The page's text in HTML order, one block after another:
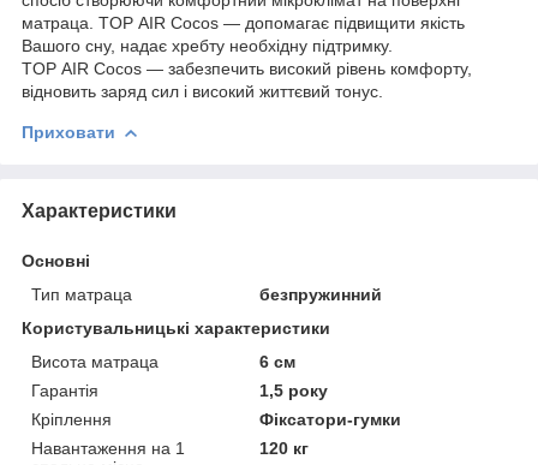
матраца. TOP AIR Cocos — допомагає підвищити якість
Вашого сну, надає хребту необхідну підтримку.
TOP AIR Cocos — забезпечить високий рівень комфорту,
відновить заряд сил і високий життєвий тонус.
Приховати
Характеристики
Основні
Тип матраца
безпружинний
Користувальницькі характеристики
Висота матраца
6 см
Гарантія
1,5 року
Кріплення
Фіксатори-гумки
Навантаження на 1
120 кг